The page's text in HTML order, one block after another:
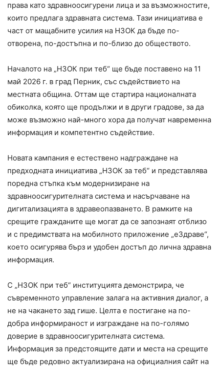
права като здравноосигурени лица и за възможностите,
които предлага здравната система. Тази инициатива е
част от мащабните усилия на НЗОК да бъде по-
отворена, по-достъпна и по-близо до обществото.
Началото на „НЗОК при теб“ ще бъде поставено на 11
май 2026 г. в град Перник, със съдействието на
местната община. Оттам ще стартира националната
обиколка, която ще продължи и в други градове, за да
може възможно най-много хора да получат навременна
информация и компетентно съдействие.
Новата кампания е естествено надграждане на
предходната инициатива „НЗОК за теб“ и представлява
поредна стъпка към модернизиране на
здравноосигурителната система и насърчаване на
дигитализацията в здравеопазването. В рамките на
срещите гражданите ще могат да се запознаят отблизо
и с предимствата на мобилното приложение „еЗдраве“,
което осигурява бърз и удобен достъп до лична здравна
информация.
С „НЗОК при теб“ институцията демонстрира, че
съвременното управление залага на активния диалог, а
не на чакането зад гише. Целта е постигане на по-
добра информираност и изграждане на по-голямо
доверие в здравноосигурителната система.
Информация за предстоящите дати и места на срещите
ще бъде редовно актуализирана на официалния сайт на